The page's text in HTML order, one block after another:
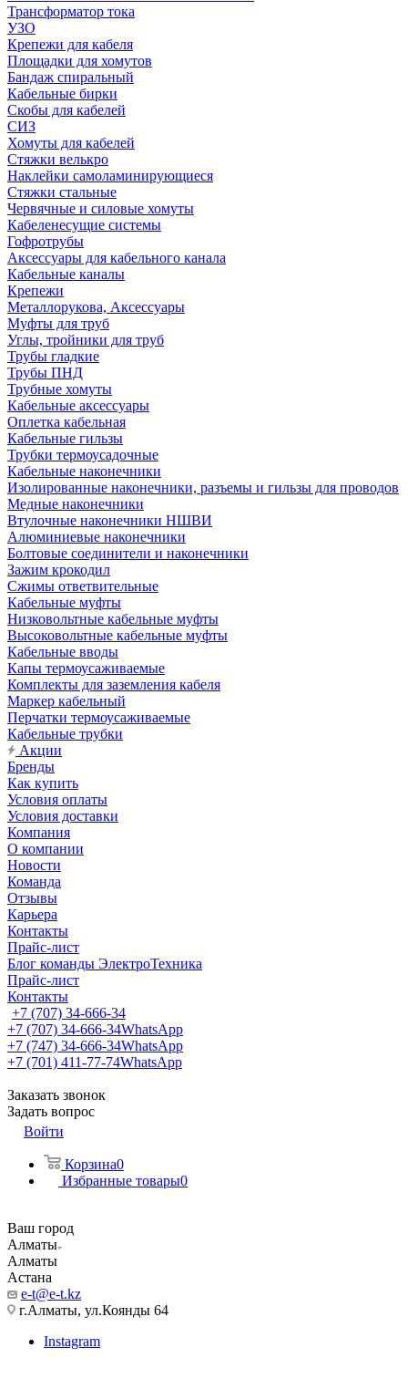
Трансформатор тока
УЗО
Крепежи для кабеля
Площадки для хомутов
Бандаж спиральный
Кабельные бирки
Cкобы для кабелей
СИЗ
Хомуты для кабелей
Стяжки велькро
Наклейки самоламинирующиеся
Стяжки стальные
Червячные и силовые хомуты
Кабеленесущие системы
Гофротрубы
Аксессуары для кабельного канала
Кабельные каналы
Крепежи
Металлорукова, Аксессуары
Муфты для труб
Углы, тройники для труб
Трубы гладкие
Трубы ПНД
Трубные хомуты
Кабельные аксессуары
Оплетка кабельная
Кабельные гильзы
Трубки термоусадочные
Кабельные наконечники
Изолированные наконечники, разъемы и гильзы для проводов
Медные наконечники
Втулочные наконечники НШВИ
Алюминиевые наконечники
Болтовые соединители и наконечники
Зажим крокодил
Сжимы ответвительные
Кабельные муфты
Низковольтные кабельные муфты
Высоковольтные кабельные муфты
Кабельные вводы
Капы термоусаживаемые
Комплекты для заземления кабеля
Маркер кабельный
Перчатки термоусаживаемые
Кабельные трубки
Акции
Бренды
Как купить
Условия оплаты
Условия доставки
Компания
О компании
Новости
Команда
Отзывы
Карьера
Контакты
Прайс-лист
Блог команды ЭлектроТехника
Прайс-лист
Контакты
+7 (707) 34-666-34
+7 (707) 34-666-34WhatsApp
+7 (747) 34-666-34WhatsApp
+7 (701) 411-77-74WhatsApp
Заказать звонок
Задать вопрос
Войти
Корзина0
Избранные товары0
Ваш город
Алматы
Алматы
Астана
e-t@e-t.kz
г.Алматы, ул.Коянды 64
Instagram